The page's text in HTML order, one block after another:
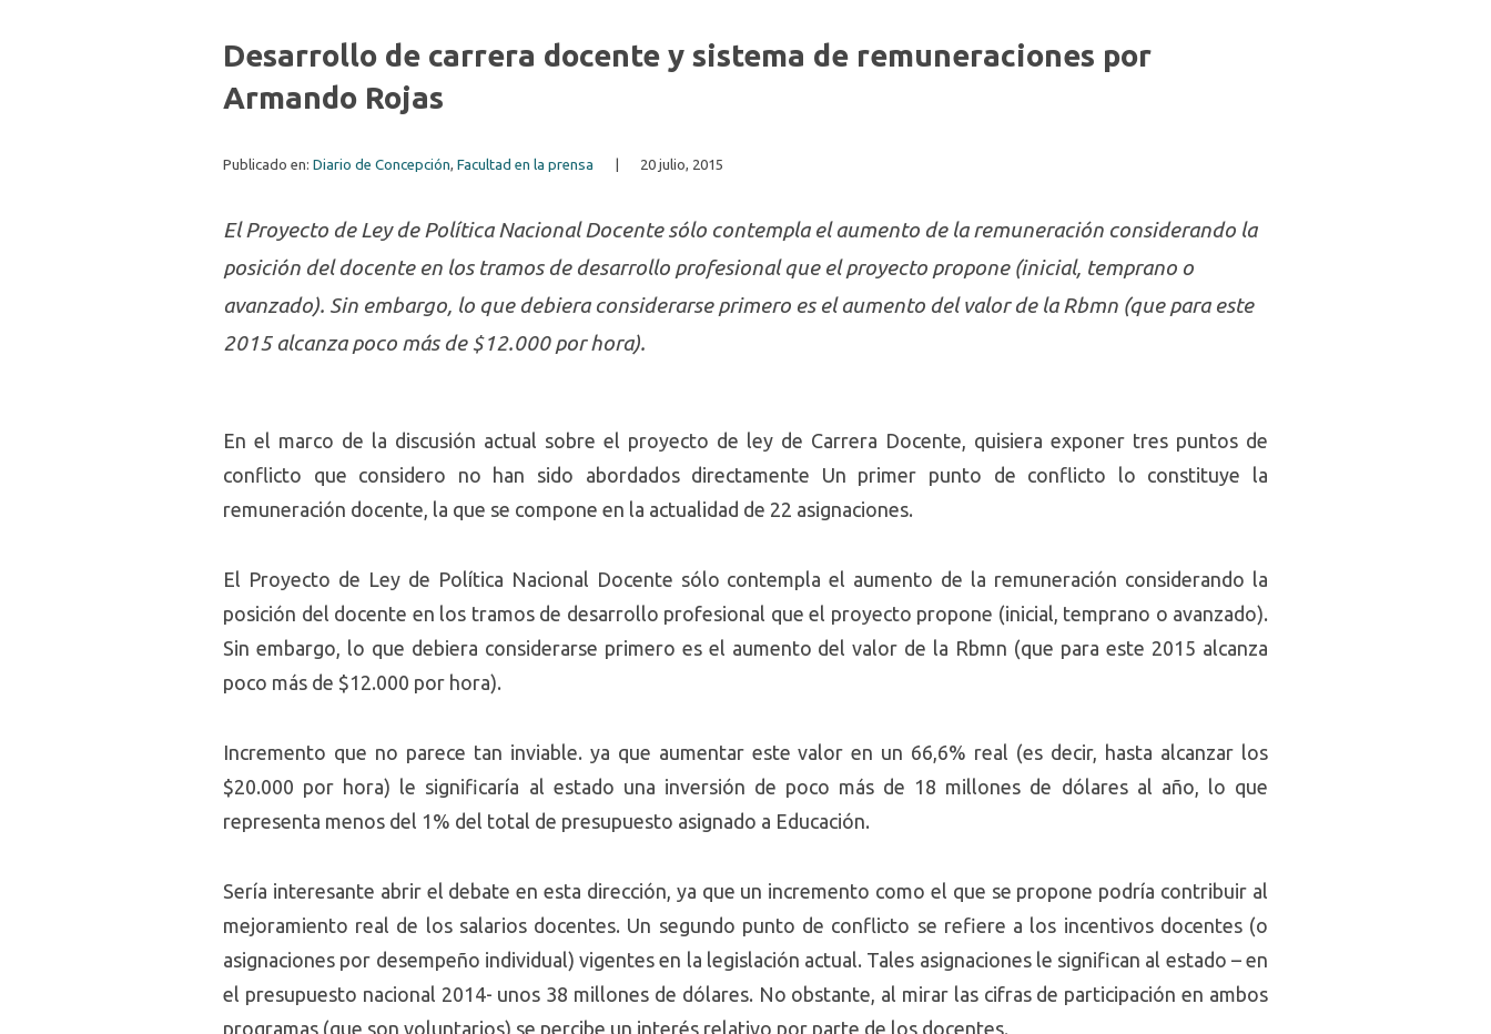
Desarrollo de carrera docente y sistema de remuneraciones por
Armando Rojas
Publicado en: Diario de Concepción, Facultad en la prensa 20 julio, 2015
El Proyecto de Ley de Política Nacional Docente sólo contempla el aumento de la remuneración considerando la
posición del docente en los tramos de desarrollo profesional que el proyecto propone (inicial, temprano o
avanzado). Sin embargo, lo que debiera considerarse primero es el aumento del valor de la Rbmn (que para este
2015 alcanza poco más de $12.000 por hora).
En el marco de la discusión actual sobre el proyecto de ley de Carrera Docente, quisiera exponer tres puntos de
conflicto que considero no han sido abordados directamente Un primer punto de conflicto lo constituye la
remuneración docente, la que se compone en la actualidad de 22 asignaciones.
El Proyecto de Ley de Política Nacional Docente sólo contempla el aumento de la remuneración considerando la
posición del docente en los tramos de desarrollo profesional que el proyecto propone (inicial, temprano o avanzado).
Sin embargo, lo que debiera considerarse primero es el aumento del valor de la Rbmn (que para este 2015 alcanza
poco más de $12.000 por hora).
Incremento que no parece tan inviable. ya que aumentar este valor en un 66,6% real (es decir, hasta alcanzar los
$20.000 por hora) le significaría al estado una inversión de poco más de 18 millones de dólares al año, lo que
representa menos del 1% del total de presupuesto asignado a Educación.
Sería interesante abrir el debate en esta dirección, ya que un incremento como el que se propone podría contribuir al
mejoramiento real de los salarios docentes. Un segundo punto de conflicto se refiere a los incentivos docentes (o
asignaciones por desempeño individual) vigentes en la legislación actual. Tales asignaciones le significan al estado – en
el presupuesto nacional 2014- unos 38 millones de dólares. No obstante, al mirar las cifras de participación en ambos
programas (que son voluntarios) se percibe un interés relativo por parte de los docentes.